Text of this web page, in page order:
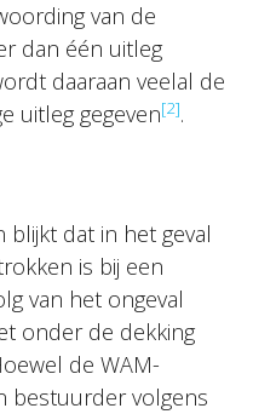
van de
dan één uitleg
daaraan veelal de
uitleg gegeven[2].
dat in het geval
is bij een
van het ongeval
onder de dekking
de WAM-
bestuurder volgens